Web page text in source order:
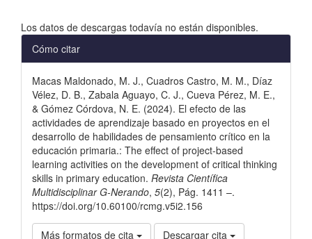
Los datos de descargas todavía no están disponibles.
Detalles
del
artículo
Cómo citar
Macas Maldonado, M. J., Cuadros Castro, M. M., Díaz
Vélez, D. B., Zabala Aguayo, C. J., Cueva Pérez, M. E.,
& Gómez Córdova, N. E. (2024). El efecto de las
actividades de aprendizaje basado en proyectos en el
desarrollo de habilidades de pensamiento crítico en la
educación primaria.: The effect of project-based
learning activities on the development of critical thinking
skills in primary education. Revista Científica
Multidisciplinar G-Nerando, 5(2), Pág. 1411 –.
https://doi.org/10.60100/rcmg.v5i2.156
Más formatos de cita Descargar cita